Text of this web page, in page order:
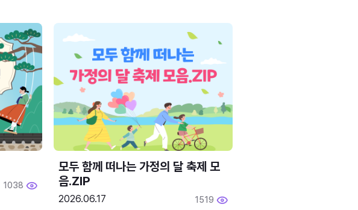
1038
모두 함께 떠나는 가정의 달 축제 모
음.ZIP
2026.06.17 1519